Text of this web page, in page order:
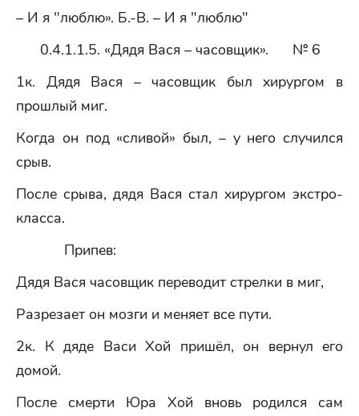
– И я "люблю». Б.-В. – И я "люблю"
0.4.1.1.5. «Дядя Вася – часовщик». № 6
1к. Дядя Вася – часовщик был хирургом в
прошлый миг.
Когда он под «сливой» был, – у него случился
срыв.
После срыва, дядя Вася стал хирургом экстро-
класса.
Припев:
Дядя Вася часовщик переводит стрелки в миг,
Разрезает он мозги и меняет все пути.
2к. К дяде Васи Хой пришёл, он вернул его
домой.
После смерти Юра Хой вновь родился сам